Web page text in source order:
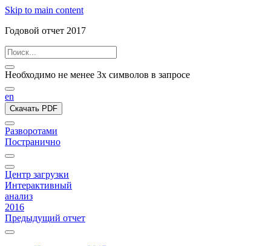
Skip to main content
Годовой отчет 2017
Необходимо не менее 3х символов в запросе
en
Скачать PDF
Разворотами
Постранично
Центр загрузки
Интерактивный
анализ
2016
Предыдущий отчет